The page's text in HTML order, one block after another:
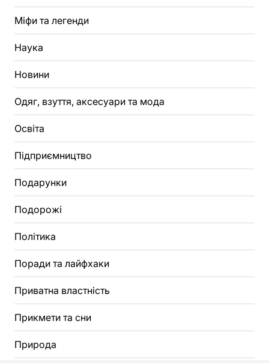
Міфи та легенди
Наука
Новини
Одяг, взуття, аксесуари та мода
Освіта
Підприємництво
Подарунки
Подорожі
Політика
Поради та лайфхаки
Приватна властність
Прикмети та сни
Природа